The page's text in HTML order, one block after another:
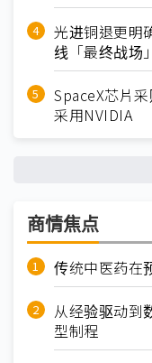
光进铜退更明
线「最终战场」
SpaceX芯片
采用NVIDIA
商情焦点
传统中医药在
从经验驱动到
型制程